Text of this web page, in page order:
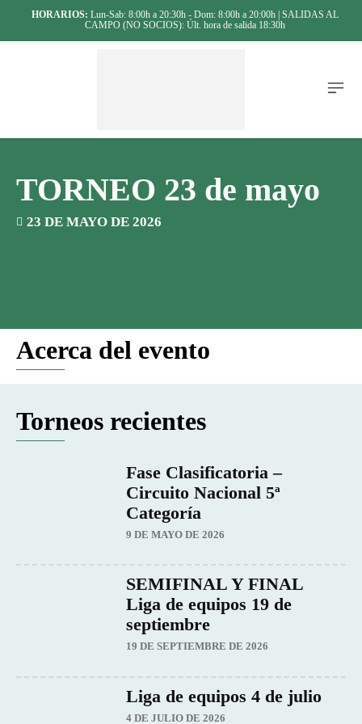
HORARIOS: Lun-Sab: 8:00h a 20:30h - Dom: 8:00h a 20:00h | SALIDAS AL
CAMPO (NO SOCIOS): Últ. hora de salida 18:30h
TORNEO 23 de mayo
23 DE MAYO DE 2026
Acerca del evento
Torneos recientes
Fase Clasificatoria –
Circuito Nacional 5ª
Categoría
9 DE MAYO DE 2026
SEMIFINAL Y FINAL
Liga de equipos 19 de
septiembre
19 DE SEPTIEMBRE DE 2026
Liga de equipos 4 de julio
4 DE JULIO DE 2026